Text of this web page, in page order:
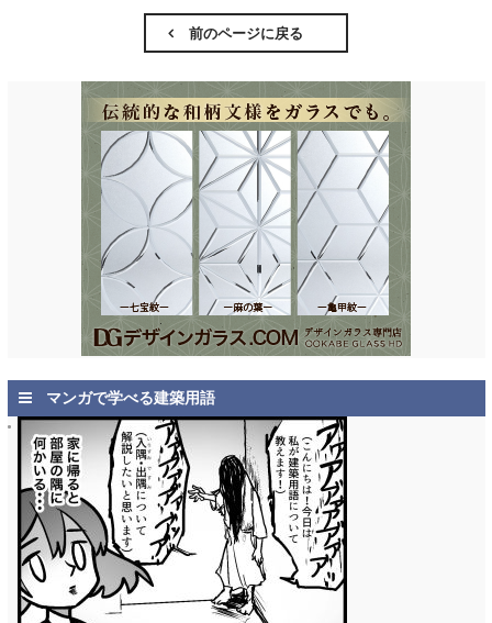
前のページに戻る
マンガで学べる建築用語